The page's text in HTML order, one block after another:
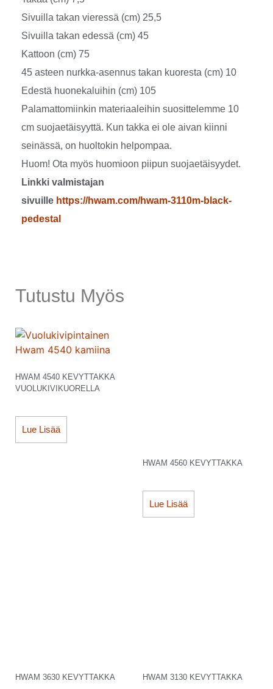
Sivuilla takan vieressä (cm) 25,5
Sivuilla takan edessä (cm) 45
Kattoon (cm) 75
45 asteen nurkka-asennus takan kuoresta (cm) 10
Edestä huonekaluihin (cm) 105
Palamattomiinkin materiaaleihin suosittelemme 10
cm suojaetäisyyttä. Kun takka ei ole aivan kiinni
seinässä, on huoltokin helpompaa.
Huom! Ota myös huomioon piipun suojaetäisyydet.
Linkki valmistajan
sivuille https://hwam.com/hwam-3110m-black-
pedestal
Tutustu Myös
HWAM 4540 KEVYTTAKKA
VUOLUKIVIKUORELLA
Lue Lisää
HWAM 4560 KEVYTTAKKA
Lue Lisää
HWAM 3630 KEVYTTAKKA HWAM 3130 KEVYTTAKKA